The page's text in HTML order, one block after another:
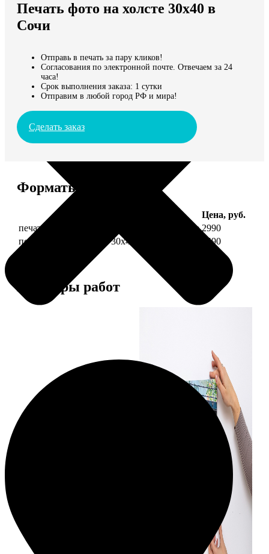
Мы доставляем по всему миру
Продолжить без города
Печать фото на холсте 30х40 в
Сочи
Отправь в печать за пару кликов!
Согласования по электронной почте. Отвечаем за 24
часа!
Срок выполнения заказа: 1 сутки
Отправим в любой город РФ и мира!
Сделать заказ
Форматы и цены
Цена, руб.
печать фото на холсте 30х40 на подрамнике 2990
печать фото на холсте 30х40 в раме
5490
Примеры работ